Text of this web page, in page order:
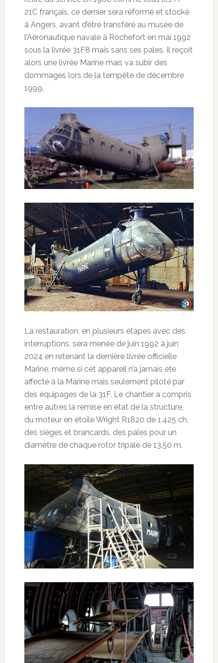
21C français, ce dernier sera réformé et stocké
à Angers, avant d’être transféré au musée de
l’Aéronautique navale à Rochefort en mai 1992
sous la livrée 31F8 mais sans ses pales. Il reçoit
alors une livrée Marine mais va subir des
dommages lors de la tempête de décembre
1999.
La restauration, en plusieurs étapes avec des
interruptions, sera menée de juin 1992 à juin
2024 en retenant la dernière livrée officielle
Marine, même si cet appareil n’a jamais été
affecté à la Marine mais seulement piloté par
des équipages de la 31F. Le chantier a compris
entre autres la remise en état de la structure,
du moteur en étoile Wright R1820 de 1.425 ch,
des sièges et brancards, des pales pour un
diamètre de chaque rotor tripale de 13,50 m.